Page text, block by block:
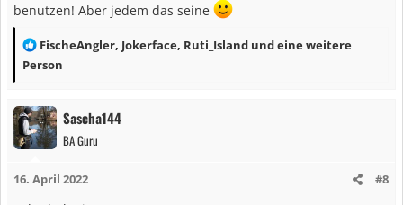
benutzen! Aber jedem das seine
R
e
k
t
i
n
FischeAngler, Jokerface, Ruti_Island und eine weitere
Person
Sascha144
BA Guru
16. April 2022 #8